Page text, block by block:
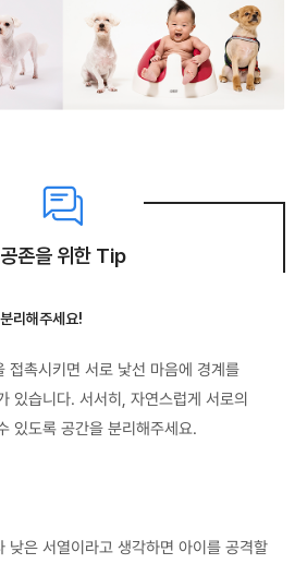
공존을 위한 Tip
리해주세요!
접촉시키면 서로 낯선 마음에 경계를
있습니다. 서서히, 자연스럽게 서로의
있도록 공간을 분리해주세요.
낮은 서열이라고 생각하면 아이를 공격할